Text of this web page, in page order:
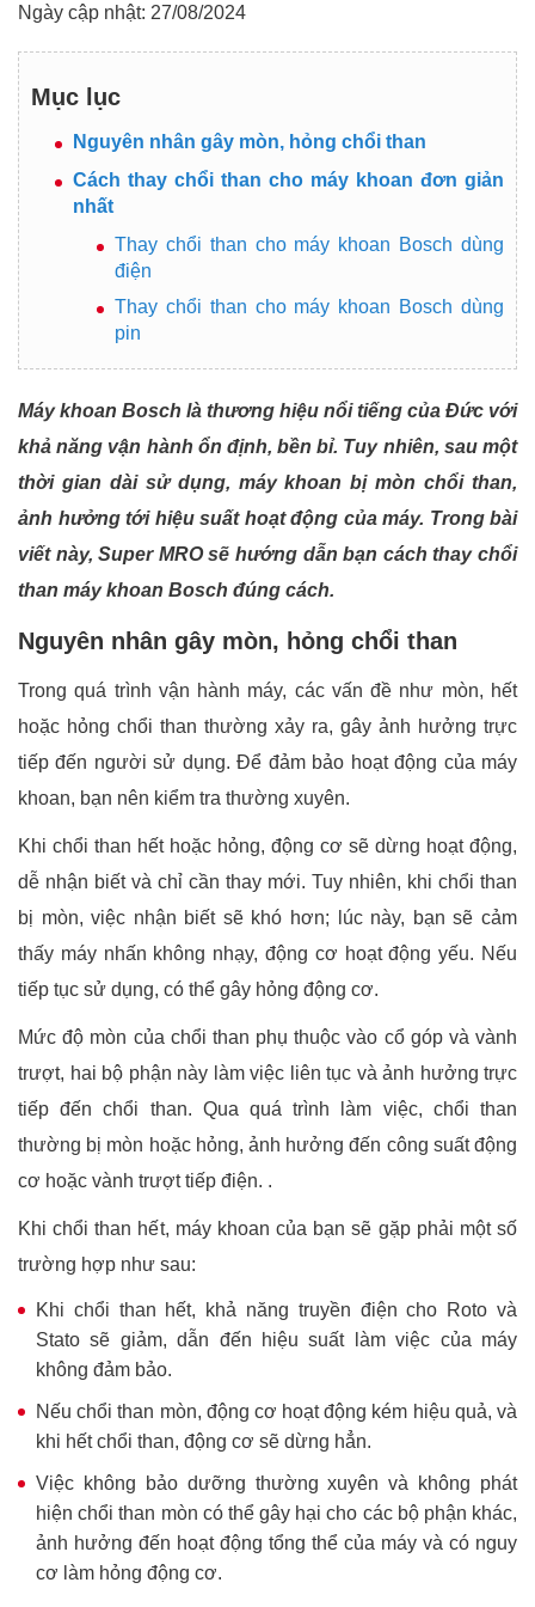
Ngày cập nhật: 27/08/2024
Mục lục
Nguyên nhân gây mòn, hỏng chổi than
Cách thay chổi than cho máy khoan đơn giản
nhất
Thay chổi than cho máy khoan Bosch dùng
điện
Thay chổi than cho máy khoan Bosch dùng
pin
Máy khoan Bosch là thương hiệu nổi tiếng của Đức với
khả năng vận hành ổn định, bền bỉ. Tuy nhiên, sau một
thời gian dài sử dụng, máy khoan bị mòn chổi than,
ảnh hưởng tới hiệu suất hoạt động của máy. Trong bài
viết này, Super MRO sẽ hướng dẫn bạn cách thay chổi
than máy khoan Bosch đúng cách.
Nguyên nhân gây mòn, hỏng chổi than
Trong quá trình vận hành máy, các vấn đề như mòn, hết
hoặc hỏng chổi than thường xảy ra, gây ảnh hưởng trực
tiếp đến người sử dụng. Để đảm bảo hoạt động của máy
khoan, bạn nên kiểm tra thường xuyên.
Khi chổi than hết hoặc hỏng, động cơ sẽ dừng hoạt động,
dễ nhận biết và chỉ cần thay mới. Tuy nhiên, khi chổi than
bị mòn, việc nhận biết sẽ khó hơn; lúc này, bạn sẽ cảm
thấy máy nhấn không nhạy, động cơ hoạt động yếu. Nếu
tiếp tục sử dụng, có thể gây hỏng động cơ.
Mức độ mòn của chổi than phụ thuộc vào cổ góp và vành
trượt, hai bộ phận này làm việc liên tục và ảnh hưởng trực
tiếp đến chổi than. Qua quá trình làm việc, chổi than
thường bị mòn hoặc hỏng, ảnh hưởng đến công suất động
cơ hoặc vành trượt tiếp điện. .
Khi chổi than hết, máy khoan của bạn sẽ gặp phải một số
trường hợp như sau:
Khi chổi than hết, khả năng truyền điện cho Roto và
Stato sẽ giảm, dẫn đến hiệu suất làm việc của máy
không đảm bảo.
Nếu chổi than mòn, động cơ hoạt động kém hiệu quả, và
khi hết chổi than, động cơ sẽ dừng hẳn.
Việc không bảo dưỡng thường xuyên và không phát
hiện chổi than mòn có thể gây hại cho các bộ phận khác,
ảnh hưởng đến hoạt động tổng thể của máy và có nguy
cơ làm hỏng động cơ.